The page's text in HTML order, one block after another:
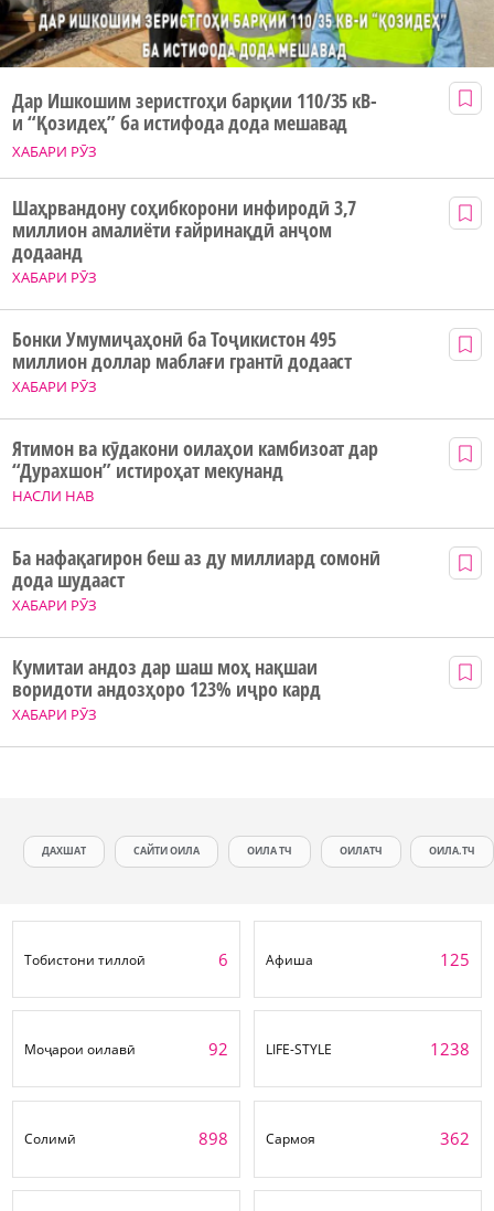
ХАБАРИ РӮЗ
Дар Ишкошим зеристгоҳи барқии 110/35 кВ-
и “Қозидеҳ” ба истифода дода мешавад
ХАБАРИ РӮЗ
Шаҳрвандону соҳибкорони инфиродӣ 3,7
миллион амалиёти ғайринақдӣ анҷом
додаанд
ХАБАРИ РӮЗ
Бонки Умумиҷаҳонӣ ба Тоҷикистон 495
миллион доллар маблағи грантӣ додааст
НАСЛИ НАВ
Ятимон ва кӯдакони оилаҳои камбизоат дар
“Дурахшон” истироҳат мекунанд
ХАБАРИ РӮЗ
Ба нафақагирон беш аз ду миллиард сомонӣ
дода шудааст
ХАБАРИ РӮЗ
Кумитаи андоз дар шаш моҳ нақшаи
воридоти андозҳоро 123% иҷро кард
ДАХШАТ САЙТИ ОИЛА ОИЛА ТЧ ОИЛАТЧ ОИЛА.ТЧ
Тобистони тиллоӣ 6 Афиша 125
Моҷарои оилавӣ 92 LIFE-STYLE 1238
Солимӣ 898 Сармоя 362